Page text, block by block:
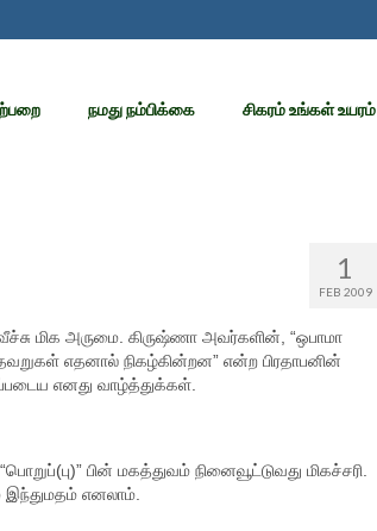
நமது நம்பிக்கை சிகரம் உங்கள் உயரம்
1
FEB 2009
மிக அருமை. கிருஷ்ணா அவர்களின், “ஒபாமா
எதனால் நிகழ்கின்றன” என்ற பிரதாபனின்
எனது வாழ்த்துக்கள்.
பின் மகத்துவம் நினைவூட்டுவது மிகச்சரி.
இந்துமதம் எனலாம்.